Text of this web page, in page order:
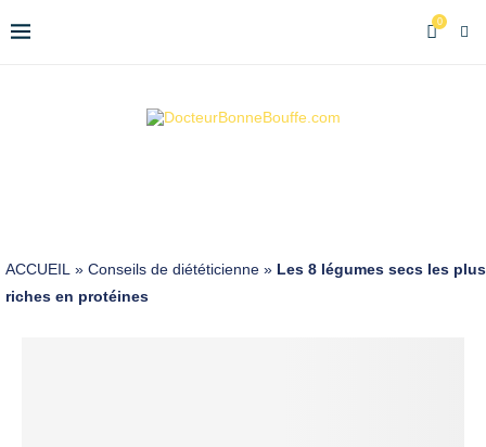
0
ACCUEIL » Conseils de diététicienne » Les 8 légumes secs les plus
riches en protéines